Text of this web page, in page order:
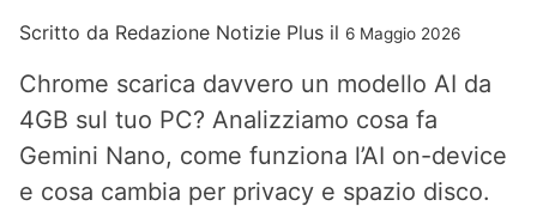
Scritto da Redazione Notizie Plus il 6 Maggio 2026
Chrome scarica davvero un modello AI da
4GB sul tuo PC? Analizziamo cosa fa
Gemini Nano, come funziona l’AI on-device
e cosa cambia per privacy e spazio disco.